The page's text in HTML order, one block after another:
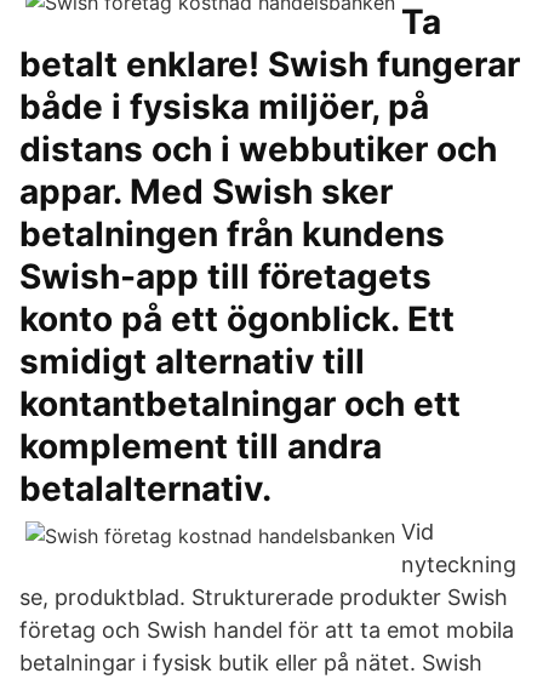
Ta
betalt enklare! Swish fungerar
både i fysiska miljöer, på
distans och i webbutiker och
appar. Med Swish sker
betalningen från kundens
Swish-app till företagets
konto på ett ögonblick. Ett
smidigt alternativ till
kontantbetalningar och ett
komplement till andra
betalalternativ.
Vid
nyteckning
se, produktblad. Strukturerade produkter Swish
företag och Swish handel för att ta emot mobila
betalningar i fysisk butik eller på nätet. Swish